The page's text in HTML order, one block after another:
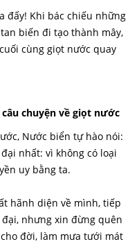
đấy! Khi bác chiếu những
biến đi tạo thành mây,
cùng giọt nước quay
câu chuyện về giọt nước
Nước biển tự hào nói:
nhất: vì không có loại
uy bằng ta.
hãnh diện về mình, tiếp
nhưng xin đừng quên
đời, làm mưa tưới mát